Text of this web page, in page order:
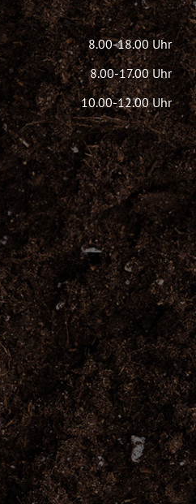
8.00-18.00 Uhr
8.00-17.00 Uhr
10.00-12.00 Uhr